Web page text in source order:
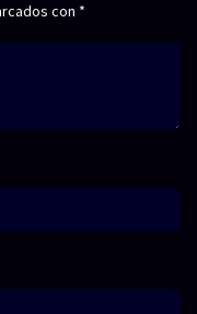
con *